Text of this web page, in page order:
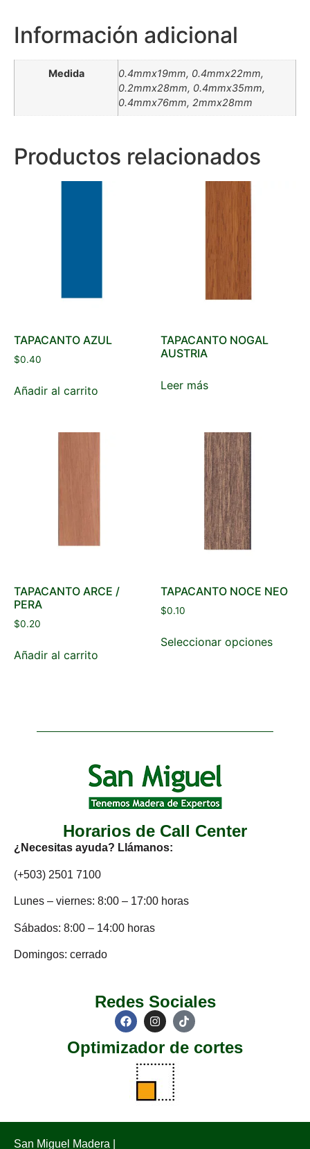
Información adicional
Medida
0.4mmx19mm, 0.4mmx22mm,
0.2mmx28mm, 0.4mmx35mm,
0.4mmx76mm, 2mmx28mm
Productos relacionados
TAPACANTO AZUL
$0.40
Añadir al carrito
TAPACANTO NOGAL
AUSTRIA
Leer más
TAPACANTO ARCE /
PERA
$0.20
Añadir al carrito
TAPACANTO NOCE NEO
$0.10
Seleccionar opciones
Horarios de Call Center
¿Necesitas ayuda? Llámanos:
(+503) 2501 7100
Lunes – viernes: 8:00 – 17:00 horas
Sábados: 8:00 – 14:00 horas
Domingos: cerrado
Redes Sociales
Optimizador de cortes
San Miguel Madera |